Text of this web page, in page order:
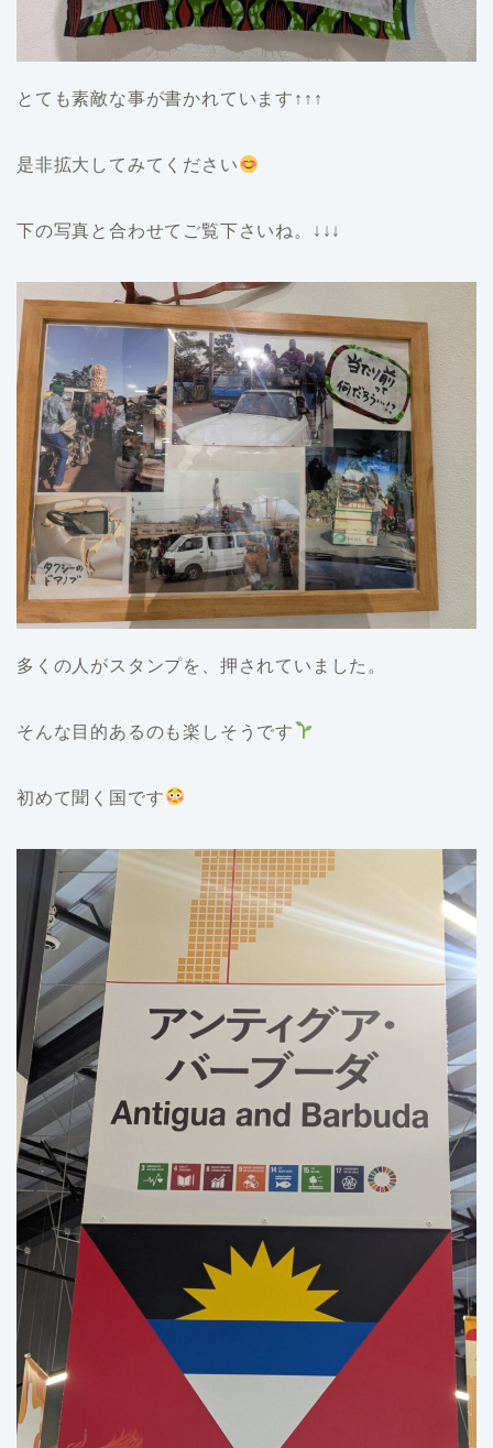
とても素敵な事が書かれています↑↑↑
是非拡大してみてください
下の写真と合わせてご覧下さいね。↓↓↓
多くの人がスタンプを、押されていました。
そんな目的あるのも楽しそうです
初めて聞く国です